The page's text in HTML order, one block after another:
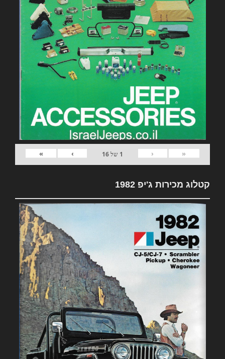
«
‹
1 של16
›
»
קטלוג מכירות ג'יפ 1982